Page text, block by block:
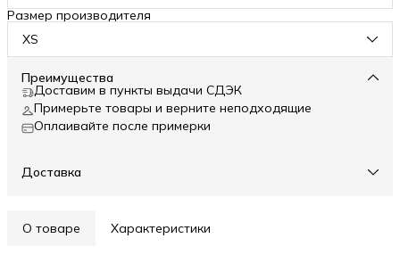
Размер производителя
XS
Преимущества
Доставим в пункты выдачи СДЭК
Примерьте товары и верните неподходящие
Оплаивайте после примерки
Доставка
О товаре Характеристики